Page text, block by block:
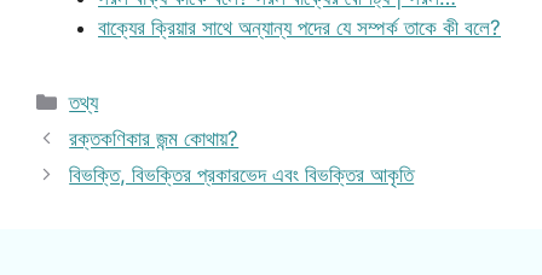
বাক্যের ক্রিয়ার সাথে অন্যান্য পদের যে সম্পর্ক তাকে কী বলে?
Categories
তথ্য
রক্তকণিকার জন্ম কোথায়?
বিভক্তি, বিভক্তির প্রকারভেদ এবং বিভক্তির আকৃতি